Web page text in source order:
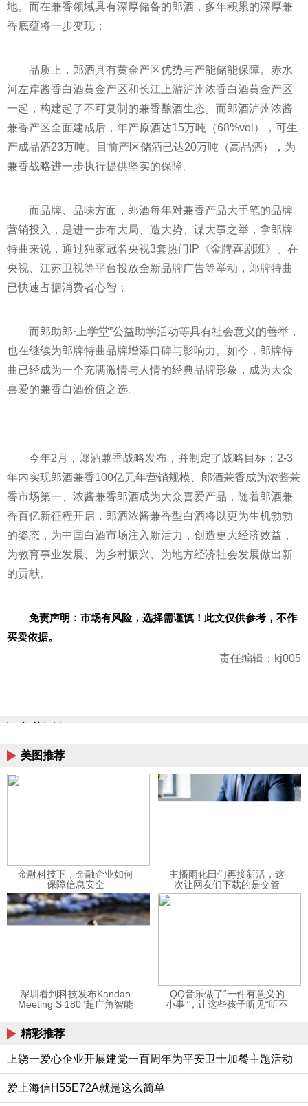
地。而在兼香领域具有深厚储备的郎酒，多年积累的深厚兼
香底蕴将一步变现：
品质上，郎酒具有黄金产区优势与产能储能保障。赤水
河左岸酱香白酒黄金产区和长江上游泸州浓香白酒黄金产区
一起，构建起了不可复制的兼香酿酒生态。而郎酒泸州浓酱
兼香产区全面建成后，年产原酒达15万吨（68%vol），可生
产成品酒23万吨。目前产区储酒已达20万吨（高品酒），为
兼香战略进一步执行提供坚实的保障。
而品牌、品味方面，郎酒每年对兼香产品大手笔的品牌
营销投入，是进一步布大局、造大势、谋大事之举，拿郎牌
特曲来说，通过独家冠名央视3套热门IP《金牌喜剧班》、在
央视 、江苏卫视等平台投放全新品牌广告等举动，郎牌特曲
已快速占据消费者心智；
而郎助郎·上学堂”公益助学活动等具有社会意义的善举，
也在继续为郎牌特曲品牌增添口碑与影响力。如今，郎牌特
曲已经成为一个充满激情与人情的经典品牌形象，成为大众
喜爱的兼香白酒价值之选。
今年2月，郎酒兼香战略发布，并制定了战略目标：2-3
年内实现郎酒兼香100亿元年营销规模、郎酒兼香成为浓酱兼
香市场第一、浓酱兼香郎酒成为大众喜爱产品，随着郎酒兼
香百亿新征程开启，郎酒浓酱兼香型白酒将以更为生机勃勃
的姿态，为中国白酒市场注入新活力，创造更大经济效益，
为教育事业发展、为乡村振兴、为地方经济社会发展做出新
的贡献。
免责声明：市场有风险，选择需谨慎！此文仅供参考，不作
买卖依据。
责任编辑：kj005
相关阅读
美图推荐
金融科技下，金融企业如何
保障信息安全
主播雨化田们再接新活，这
次让网友们下载的是交管
12123APP
深圳看到科技发布Kandao
Meeting S 180°超广角智能
QQ音乐做了“一件有意义的
小事”，让这些孩子听见“听不
精彩推荐
上饶一爱心企业开展建党一百周年为平安卫士加餐主题活动
爱上海信H55E72A就是这么简单